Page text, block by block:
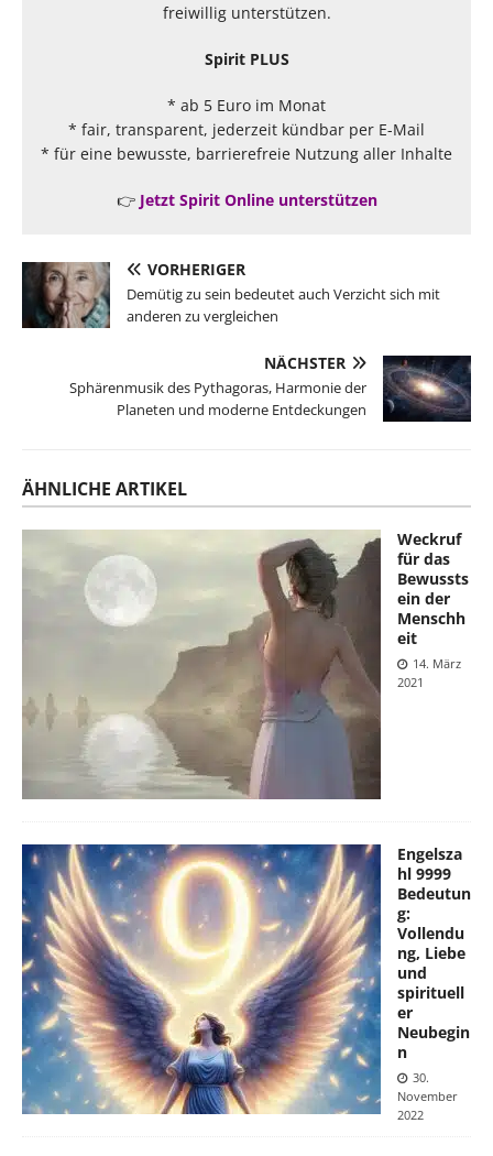
freiwillig unterstützen.
Spirit PLUS
* ab 5 Euro im Monat
* fair, transparent, jederzeit kündbar per E-Mail
* für eine bewusste, barrierefreie Nutzung aller Inhalte
👉 Jetzt Spirit Online unterstützen
VORHERIGER
Demütig zu sein bedeutet auch Verzicht sich mit
anderen zu vergleichen
NÄCHSTER
Sphärenmusik des Pythagoras, Harmonie der
Planeten und moderne Entdeckungen
ÄHNLICHE ARTIKEL
Weckruf
für das
Bewussts
ein der
Menschh
eit
14. März
2021
Engelsza
hl 9999
Bedeutun
g:
Vollendu
ng, Liebe
und
spirituell
er
Neubegin
n
30.
November
2022